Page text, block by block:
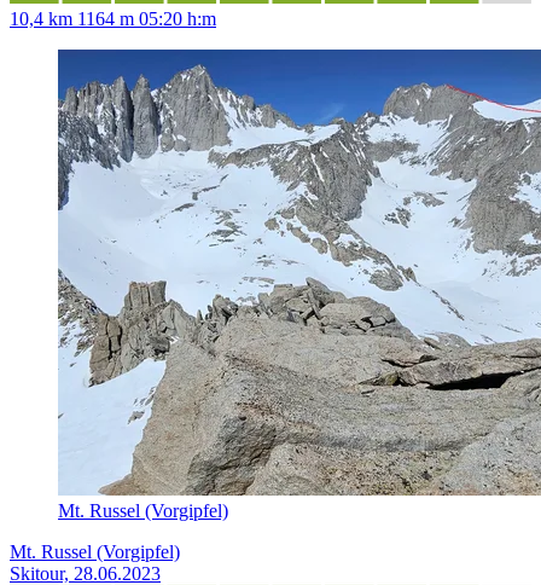
10,4 km 1164 m 05:20 h:m
Mt. Russel (Vorgipfel)
Mt. Russel (Vorgipfel)
Skitour, 28.06.2023